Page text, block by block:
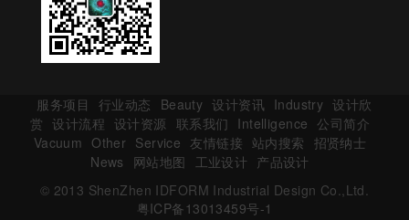
服务项目 行业动态 Beauty 设计资讯 Industry 设计欣
赏 设计流程 设计资源 联系我们 Intelligence 公司简介
Vacuum Other Service 友情链接 站内搜索 招贤纳士
News
网站地图 工业设计 产品设计
© 2013 ShenZhen IDFORM Industrial Design Co.,Ltd.
粤ICP备13013459号-1